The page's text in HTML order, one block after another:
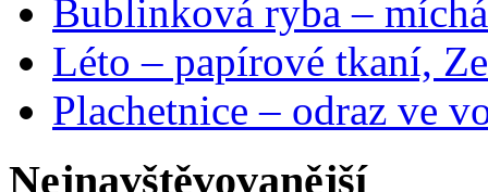
Bublinková ryba –
Léto – papírové tkaní,
Plachetnice – odraz ve
Nejnavštěvovanější